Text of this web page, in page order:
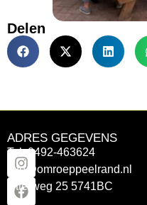
Delen
ADRES GEGEVENS
Tel: 0492-463624
info@omroeppeelrand.nl
Otterweg 25 5741BC